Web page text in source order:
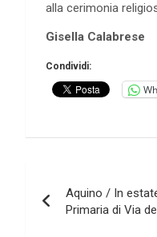
alla cerimonia
Gisella Calabrese
Condividi:
articoli
Aquino / In
Primaria di Via